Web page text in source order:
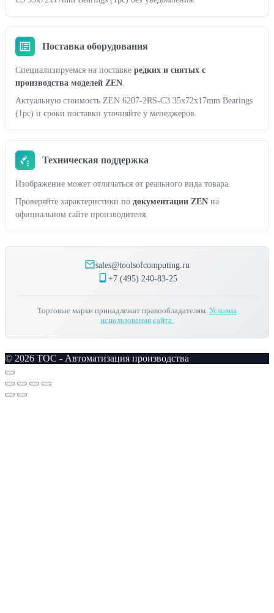
Поставка оборудования
Специализируемся на поставке редких и снятых с
производства моделей ZEN
Актуальную стоимость ZEN 6207-2RS-C3 35x72x17mm Bearings
(1pc) и сроки поставки уточняйте у менеджеров.
Техническая поддержка
Изображение может отличаться от реального вида товара.
Проверяйте характеристики по документации ZEN на
официальном сайте производителя.
sales@toolsofcomputing.ru
+7 (495) 240-83-25
Торговые марки принадлежат правообладателям. Условия
использования сайта.
© 2026 TOC - Автоматизация производства